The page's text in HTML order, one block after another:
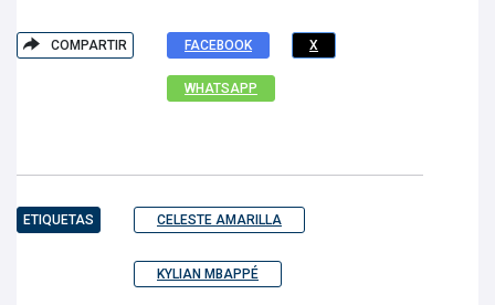
COMPARTIR FACEBOOK X
WHATSAPP
ETIQUETAS CELESTE AMARILLA
KYLIAN MBAPPÉ